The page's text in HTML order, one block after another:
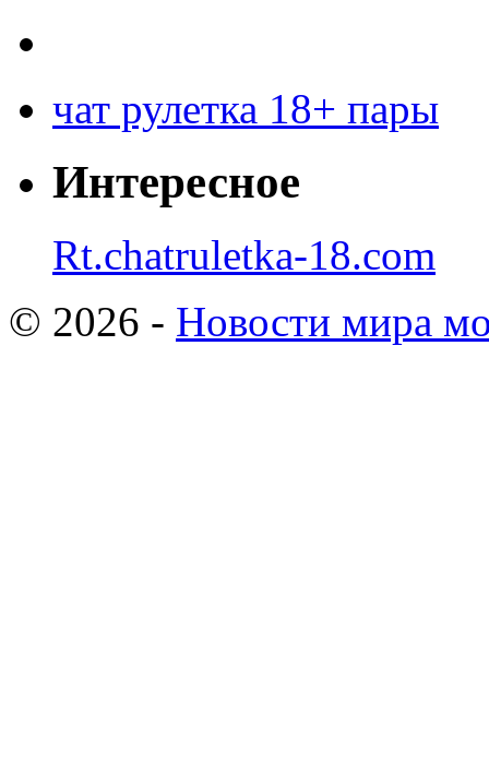
чат рулетка 18+ пары
Интересное
Rt.chatruletka-18.com
© 2026 - Новости мира